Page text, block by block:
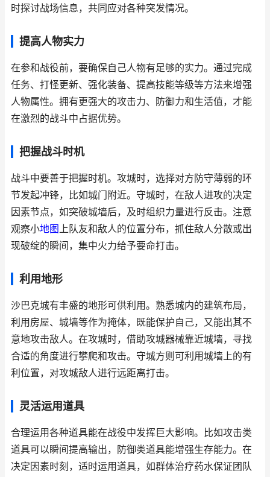
时探讨战场信息，共同应对各种突发情况。
提高人物实力
在参和战役前，要确保自己人物有足够的实力。通过完成
任务、打怪更新、强化装备、提高技能等级等方法来增强
人物属性。拥有更强大的攻击力、防御力和生活值，才能
在激烈的战斗中占据优势。
把握战斗时机
战斗中要善于把握时机。攻城时，选择对方防守薄弱的环
节发起冲锋，比如城门附近。守城时，在敌人进攻的决定
因素节点，如突破城墙后，及时组织力量进行反击。注意
观察小地图上队友和敌人的位置分布，抓住敌人分散或出
现破绽的瞬间，集中火力给予要命打击。
利用地形
沙巴克城有丰盛的地形可供利用。熟悉城内的建筑布局，
利用房屋、城墙等作为掩体，既能保护自己，又能出其不
意地攻击敌人。在攻城时，借助攻城器械靠近城墙，寻找
合适的角度进行攀爬和攻击。守城方则可利用城墙上的有
利位置，对攻城敌人进行远距离打击。
灵活运用道具
合理运用各种道具能在战役中发挥巨大影响。比如攻击类
道具可以瞬间提高输出，防御类道具能增强生存能力。在
决定因素时刻，适时运用道具，如群体治疗药水保证团队